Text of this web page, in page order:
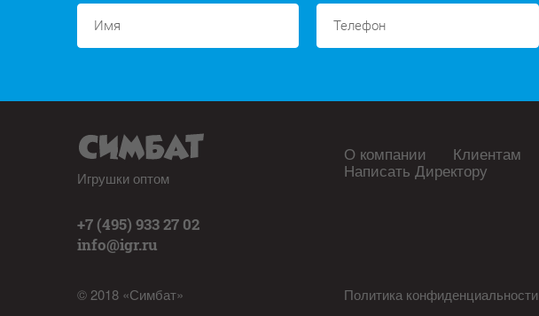
Игрушки оптом
+7 (495) 933 27 02
info@igr.ru
© 2018 «Симбат»
О компании Клиентам
Написать Директору
Политика конфиденциальности